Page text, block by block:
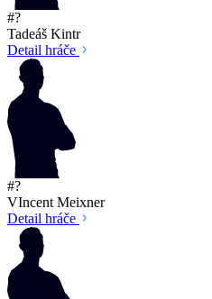
#?
Tadeáš Kintr
Detail hráče
#?
VIncent Meixner
Detail hráče